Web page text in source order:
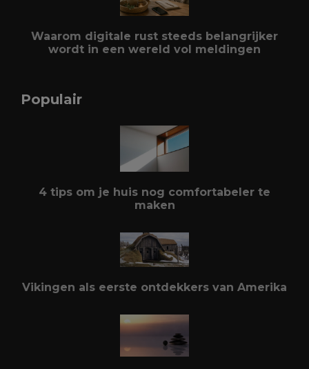
Waarom digitale rust steeds belangrijker
wordt in een wereld vol meldingen
Populair
4 tips om je huis nog comfortabeler te
maken
Vikingen als eerste ontdekkers van Amerika